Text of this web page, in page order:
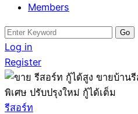
Members
Search
for:
Log in
Register
รีสอร์ท